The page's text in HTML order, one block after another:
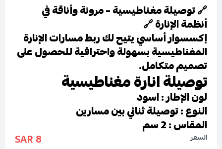
🔗 توصيلة مغناطيسية – مرونة وأناقة في
أنظمة الإنارة 🔗
إكسسوار أساسي يتيح لك ربط مسارات الإنارة
المغناطيسية بسهولة واحترافية للحصول على
تصميم متكامل.
توصيلة انارة مغناطيسية
لون الإطار : اسود
النوع : توصيلة ثنائي بين مسارين
المقاس : 2 سم
السعر 8 SAR